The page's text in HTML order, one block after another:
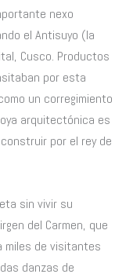
nexo
el Antisuyo (la
Cusco. Productos
por esta
un corregimiento
arquitectónica es
por el rey de
sin vivir su
del Carmen, que
miles de visitantes
danzas de